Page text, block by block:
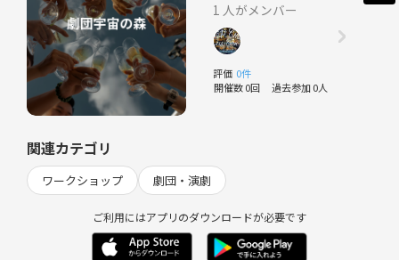
1 人がメンバー
評価 0件
開催数 0回 過去参加 0人
関連カテゴリ
ワークショップ 劇団・演劇
ご利用にはアプリのダウンロードが必要です